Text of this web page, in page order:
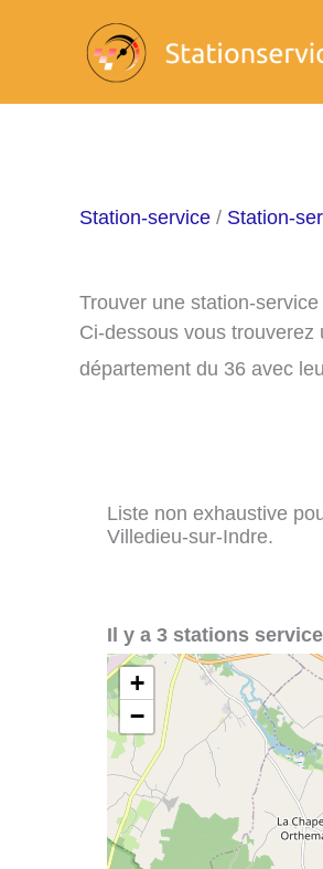
Station-service / Station-
Trouver une station-
Ci-dessous vous
département du 36 avec
Liste non exhaustive
Villedieu-sur-Indre.
Il y a 3 stations
+
−